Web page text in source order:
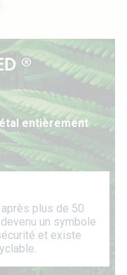
®
entièrement
plus de 50
un symbole
et existe